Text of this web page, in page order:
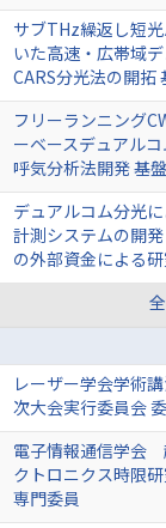
サブTHz繰返し短
いた高速・広帯域
CARS分光法の開拓
フリーランニング
ーベースデュアル
呼気分析法開発 基
デュアルコム分光
計測システムの開
の外部資金による
レーザー学会学術
次大会実行委員会
電子情報通信学会
クトロニクス時限
専門委員